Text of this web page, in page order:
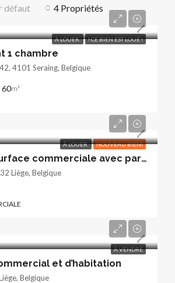
4 Propriétés
défaut
À LOUER ! CE BIEN EST LOUÉ !
1 chambre
4101 Seraing, Belgique
60m²
À LOUER NOUVEAU BIEN!
Spacieuse surface commerciale avec parking
Liège, Belgique
À VENDRE
et d’habitation
Belgique